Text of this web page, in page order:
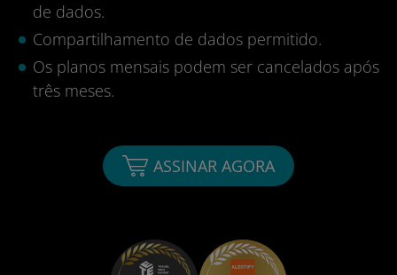
de dados.
Compartilhamento de dados permitido.
Os planos mensais podem ser cancelados após
três meses.
ASSINAR AGORA